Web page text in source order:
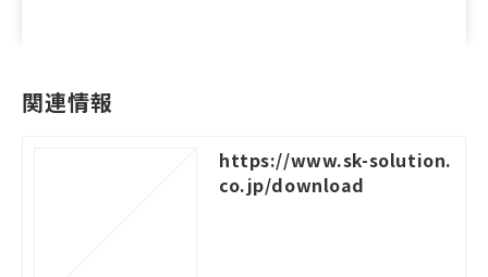
関連情報
https://www.sk-solution.
co.jp/download